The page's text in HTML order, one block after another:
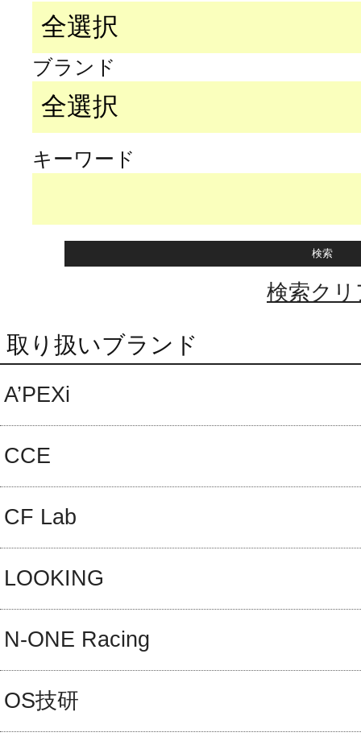
ブランド
キーワード
検索クリ
取り扱いブランド
A’PEXi
CCE
CF Lab
LOOKING
N-ONE Racing
OS技研